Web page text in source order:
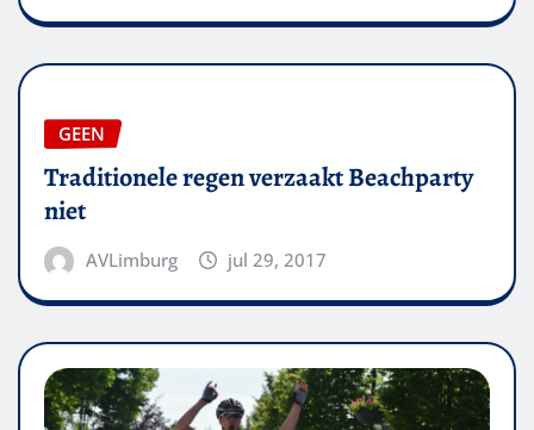
GEEN
Traditionele regen verzaakt Beachparty
niet
AVLimburg jul 29, 2017